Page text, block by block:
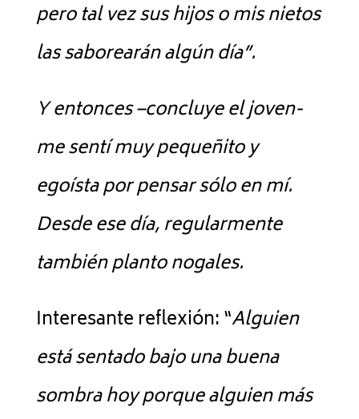
pero tal vez sus hijos o mis nietos
las saborearán algún día”.
Y entonces –concluye el joven-
me sentí muy pequeñito y
egoísta por pensar sólo en mí.
Desde ese día, regularmente
también planto nogales.
Interesante reflexión: “Alguien
está sentado bajo una buena
sombra hoy porque alguien más